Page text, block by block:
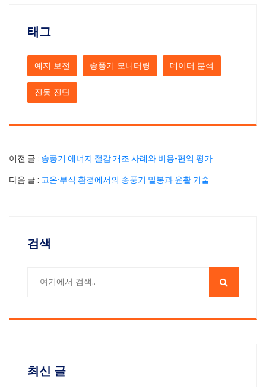
검색
최신 글
태그
예지 보전 송풍기 모니터링 데이터 분석
진동 진단
이전 글 : 송풍기 에너지 절감 개조 사례와 비용-편익 평가
다음 글 : 고온·부식 환경에서의 송풍기 밀봉과 윤활 기술